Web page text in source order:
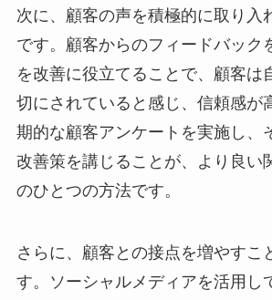
次に、顧客の声を積極的に取り入
です。顧客からのフィードバック
を改善に役立てることで、顧客は
切にされていると感じ、信頼感が
期的な顧客アンケートを実施し、
改善策を講じることが、より良い
のひとつの方法です。
さらに、顧客との接点を増やすこ
す。ソーシャルメディアを活用し